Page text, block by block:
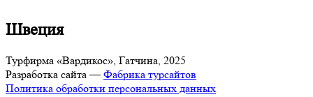
Швеция
Турфирма «Вардикос», Гатчина, 2025
Разработка сайта —Фабрика турсайтов
Политика обработки персональных данных